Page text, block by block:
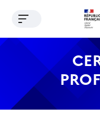
ContenuOuvrir le menu